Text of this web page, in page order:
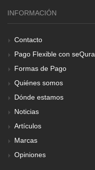
INFORMACIÓN
Contacto
Pago Flexible con seQura
Formas de Pago
Quiénes somos
Dónde estamos
Noticias
Artículos
Marcas
Opiniones